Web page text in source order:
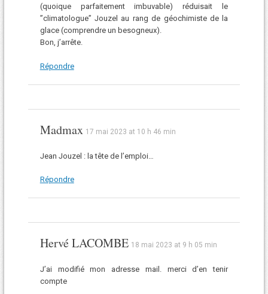
(quoique parfaitement imbuvable) réduisait le
”climatologue” Jouzel au rang de géochimiste de la
glace (comprendre un besogneux).
Bon, j’arrête.
Répondre
Madmax 17 mai 2023 at 10 h 46 min
Jean Jouzel : la tête de l’emploi…
Répondre
Hervé LACOMBE 18 mai 2023 at 9 h 05 min
J’ai modifié mon adresse mail. merci d’en tenir
compte